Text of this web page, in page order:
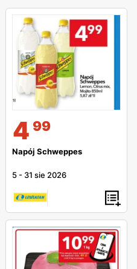
4 99
Napój Schweppes
5 - 31 sie 2026